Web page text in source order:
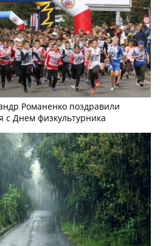
Романенко поздравили
с Днем физкультурника